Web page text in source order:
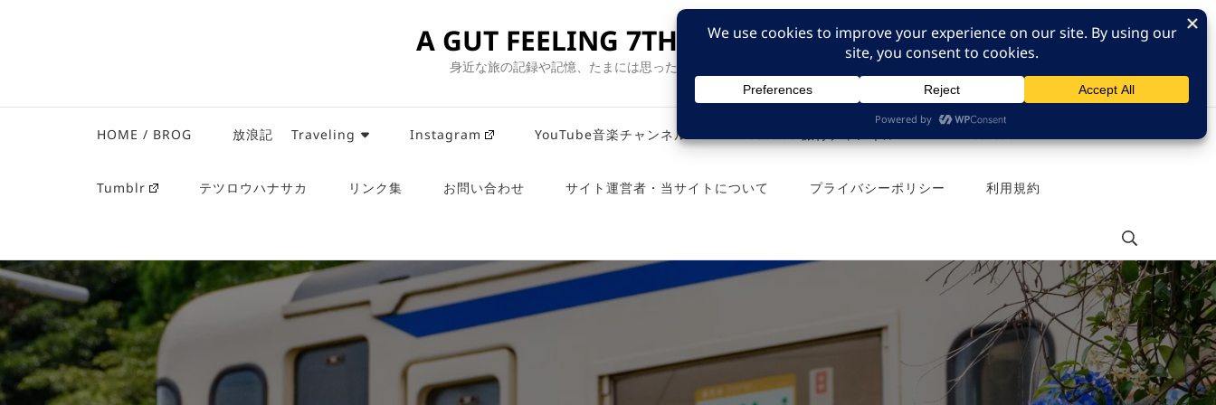
A GUT FEELING 7TH EDITION
身近な旅の記録や記憶、たまには思ったことも残そう。
HOME / BROG 放浪記 Traveling Instagram YouTube音楽チャンネル
Tumblr テツロウハナサカ リンク集 お問い合わせ サイト運営者・当サイトについて プライバシーポリシー 利用規約